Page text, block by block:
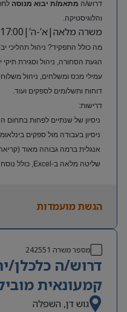
דרוש/ה מתאמ/ת יבוא מנוסה
והלוגיסטיקה.
משרה מלאה|א’-ה’|8:00-17:00
מה כולל התפקיד? ניהול
הגעת הסחורה, ניהול וסגירת תיקי
עמילי מכס ומשלחים, ניהול
דוחות ותשלומים לספקים ועוד.
דרישות:
ניסיון של שנתיים לפחות בתחום
ניסיון בעבודה מול ספקים
אנגלית ברמה גבוהה מאוד
שליטה מלאה ב-Excel, כולל נוסחאות – חובה
הגשת מועמדות
מספר משרה 242551
דרוש/ה כלכלן/
קמעונאית
גוש דן, השפלה